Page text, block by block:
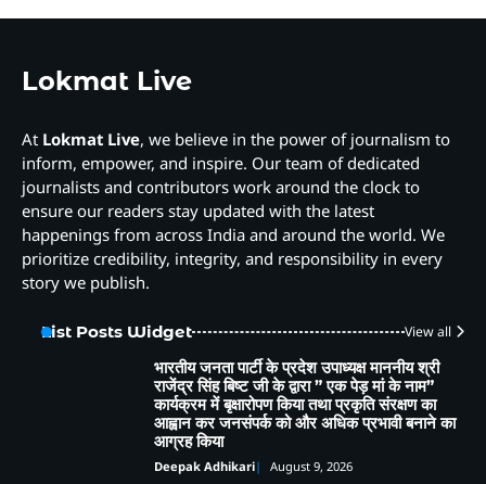
Lokmat Live
At Lokmat Live, we believe in the power of journalism to
inform, empower, and inspire. Our team of dedicated
journalists and contributors work around the clock to
ensure our readers stay updated with the latest
happenings from across India and around the world. We
prioritize credibility, integrity, and responsibility in every
story we publish.
List Posts Widget View all
भारतीय जनता पार्टी के प्रदेश उपाध्यक्ष माननीय श्री
राजेंद्र सिंह बिष्ट जी के द्वारा ” एक पेड़ मां के नाम”
कार्यक्रम में बृक्षारोपण किया तथा प्रकृति संरक्षण का
आह्वान कर जनसंपर्क को और अधिक प्रभावी बनाने का
आग्रह किया
Deepak Adhikari August 9, 2026